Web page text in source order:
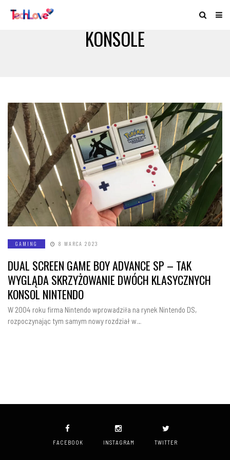
KONSOLE
GAMING 8 MARCA 2023
DUAL SCREEN GAME BOY ADVANCE SP – TAK
WYGLĄDA SKRZYŻOWANIE DWÓCH KLASYCZNYCH
KONSOL NINTENDO
W 2004 roku firma Nintendo wprowadziła na rynek Nintendo DS,
rozpoczynając tym samym nowy rozdział w…
FACEBOOK INSTAGRAM TWITTER